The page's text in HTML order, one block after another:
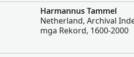
Harmannus Tammel
Netherland, Archival
mga Rekord, 1600-2000